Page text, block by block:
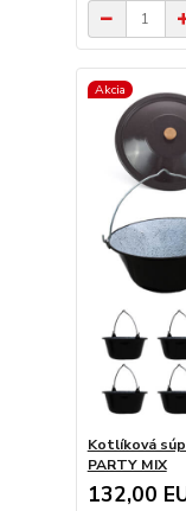
Akcia
Kotlíková
PARTY MIX
132,00